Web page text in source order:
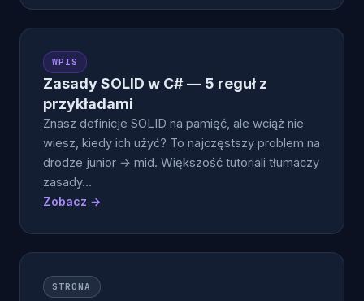
WPIS
Zasady SOLID w C# — 5 reguł z
przykładami
Znasz definicje SOLID na pamięć, ale wciąż nie
wiesz, kiedy ich użyć? To najczęstszy problem na
drodze junior → mid. Większość tutoriali tłumaczy
zasady…
Zobacz →
STRONA